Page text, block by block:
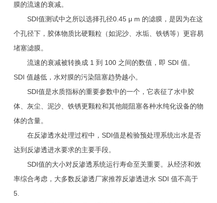
膜的流速的衰减。
SDI值测试中之所以选择孔径0.45 μ m 的滤膜，是因为在这
个孔径下，胶体物质比硬颗粒（如泥沙、水垢、铁锈等）更容易
堵塞滤膜。
流速的衰减被转换成 1 到 100 之间的数值，即 SDI 值。
SDI 值越低，水对膜的污染阻塞趋势越小。
SDI值是水质指标的重要参数中的一个，它表征了水中胶
体、灰尘、泥沙、铁锈更颗粒和其他能阻塞各种水纯化设备的物
体的含量。
在反渗透水处理过程中，SDI值是检验预处理系统出水是否
达到反渗透进水要求的主要手段。
SDI值的大小对反渗透系统运行寿命至关重要。从经济和效
率综合考虑，大多数反渗透厂家推荐反渗透进水 SDI 值不高于
5.